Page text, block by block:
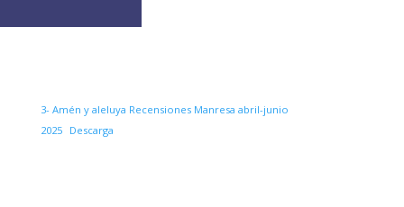
3- Amén y aleluya Recensiones Manresa abril-junio
2025
Descarga